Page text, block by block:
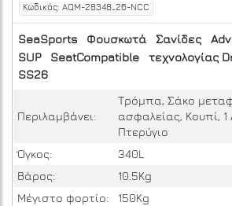
Κωδικός: AQM-28348_26-NCC
SeaSports Φουσκωτά Σανίδες
SUP
SeatCompatible
τεχνολογίας
SS26
Περιλαμβάνει:
Τρόμπα, Σάκο
ασφαλείας, Κουπί,
Πτερύγιο
Όγκος:
340L
Βάρος:
10.5Kg
Μέγιστο φορτίο:
150Kg